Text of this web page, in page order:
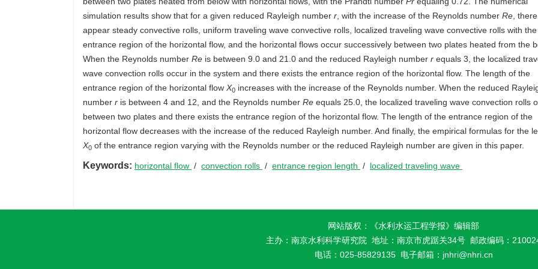
simulation results show that for a given reduced Rayleigh number r , with the increase of the Reynolds number Re , there
appear steady convective rolls, uniform traveling wave convective rolls, localized traveling wave convective rolls with the
entrance region of the horizontal flow, and the horizontal flows occur successively between two plates heated from the
When the Reynolds number Re is between 9.0 and 21.0 and the reduced Rayleigh number r equals 3, the localized
wave convection rolls occur in the system and there exists the entrance region of the horizontal flow. The length of the
entrance region of the horizontal flow X0 increases with the increase of the Reynolds number. When the reduced
number r is between 4 and 12, and the Reynolds number Re equals 25.0, the localized traveling wave convection rolls
between two plates and there exists the entrance region of the horizontal flow. The length of the entrance region of the
horizontal flow decreases with the increase of the reduced Rayleigh number. And finally, the empirical formulas for the
X0 of the entrance region varying with the Reynolds number or the reduced Rayleigh number are given in this paper.
Keywords: horizontal flow / convection rolls / entrance region length / localized traveling wave
网站版权：《水利水运工程学报》编辑部
主办：南京水利科学研究院 地址：南京市虎踞关34号 邮政编码：
电话：025-85829135 电子邮箱： jnhri@nhri.cn